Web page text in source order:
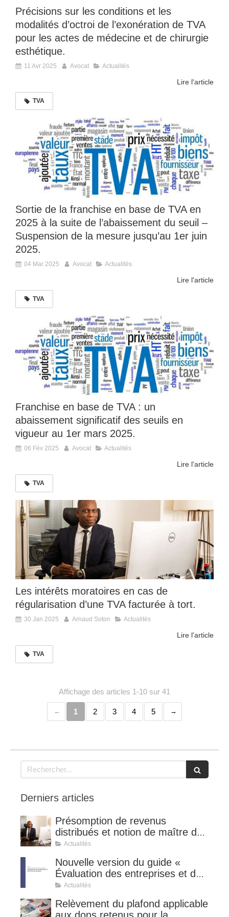
Précisions sur les conditions et les
modalités d’octroi de l’exonération de TVA
pour les actes de médecine et de chirurgie
esthétique.
11 Avr 2025 Avocat Actualités
Lire l'article
TVA
Sortie de la franchise en base de TVA en
2025 à la suite de l’abaissement du seuil –
Suspension de la mesure jusqu’au 1er juin
2025.
04 Mar 2025 Avocat Actualités
Lire l'article
TVA
Franchise en base de TVA : un
abaissement significatif des seuils en
vigueur au 1er mars 2025.
06 Fév 2025 Avocat Actualités
Lire l'article
TVA
Les intérêts moratoires en cas de
régularisation d’une TVA facturée à tort.
30 Jan 2025 Arnaud Soton Actualités
Lire l'article
TVA
Affichage des articles 1-10 sur 41
1 2 3 4 5
Rechercher
Derniers articles
Présomption de revenus
distribués et notion de maître de
l'affaire (CE 8 juillet 2026, n°
Actualités
Nouvelle version du guide «
Évaluation des entreprises et des
titres de sociétés ».
Actualités
Relèvement du plafond applicable